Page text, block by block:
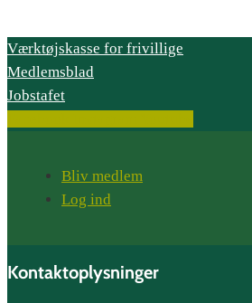
Værktøjskasse for frivillige
Medlemsblad
Jobstafet
Bliv medlem
Log ind
Kontaktoplysninger